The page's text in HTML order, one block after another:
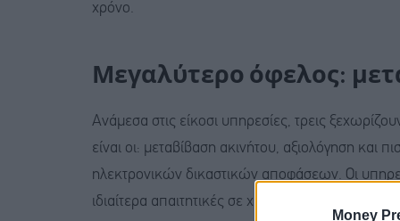
Money
χρόνο.
Μεγαλύτερο όφελος:
Ανάμεσα στις είκοσι υπηρεσίες, τρεις
είναι οι: μεταβίβαση ακινήτου, αξιολόγηση και
ηλεκτρονικών δικαστικών αποφάσεων. Οι
ιδιαίτερα απαιτητικές σε χρόνο και τεκμηρίωση